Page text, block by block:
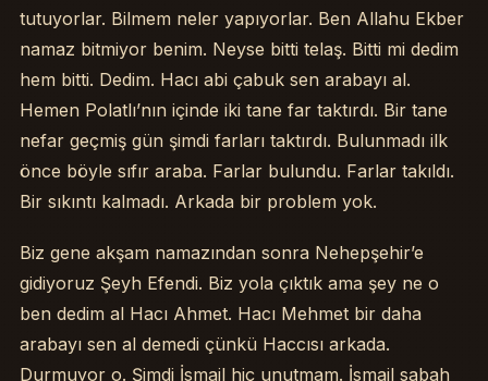
tutuyorlar. Bilmem neler yapıyorlar. Ben Allahu Ekber
namaz bitmiyor benim. Neyse bitti telaş. Bitti mi dedim
hem bitti. Dedim. Hacı abi çabuk sen arabayı al.
Hemen Polatlı’nın içinde iki tane far taktırdı. Bir tane
nefar geçmiş gün şimdi farları taktırdı. Bulunmadı ilk
önce böyle sıfır araba. Farlar bulundu. Farlar takıldı.
Bir sıkıntı kalmadı. Arkada bir problem yok.
Biz gene akşam namazından sonra Nehepşehir’e
gidiyoruz Şeyh Efendi. Biz yola çıktık ama şey ne o
ben dedim al Hacı Ahmet. Hacı Mehmet bir daha
arabayı sen al demedi çünkü Haccısı arkada.
Durmuyor o. Şimdi İsmail hiç unutmam. İsmail sabah